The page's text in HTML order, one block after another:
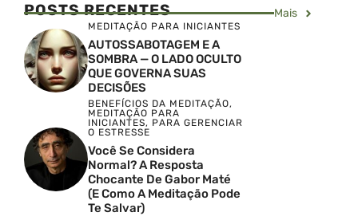
POSTS RECENTES Mais
MEDITAÇÃO PARA INICIANTES
AUTOSSABOTAGEM E A
SOMBRA — O LADO OCULTO
QUE GOVERNA SUAS
DECISÕES
BENEFÍCIOS DA MEDITAÇÃO,
MEDITAÇÃO PARA
INICIANTES, PARA GERENCIAR
O ESTRESSE
Você Se Considera
Normal? A Resposta
Chocante De Gabor Maté
(e Como A Meditação Pode
Te Salvar)